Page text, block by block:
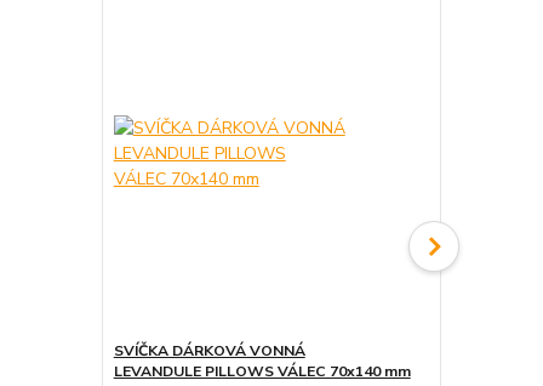
SVÍČKA DÁRKOVÁ VONNÁ
LEVANDULE PILLOWS VÁLEC 70x140 mm